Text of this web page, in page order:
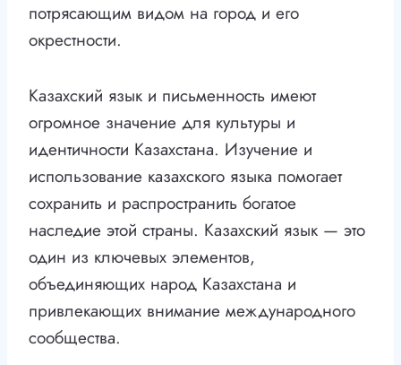
потрясающим видом на город и его
окрестности.
Казахский язык и письменность имеют
огромное значение для культуры и
идентичности Казахстана. Изучение и
использование казахского языка помогает
сохранить и распространить богатое
наследие этой страны. Казахский язык — это
один из ключевых элементов,
объединяющих народ Казахстана и
привлекающих внимание международного
сообщества.